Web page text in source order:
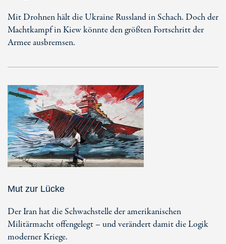
Mit Drohnen hält die Ukraine Russland in Schach. Doch der
Machtkampf in Kiew könnte den größten Fortschritt der
Armee ausbremsen.
Mut zur Lücke
Der Iran hat die Schwachstelle der amerikanischen
Militärmacht offengelegt – und verändert damit die Logik
moderner Kriege.